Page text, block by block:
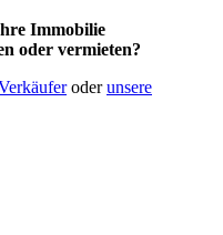
Immobilie
oder vermieten?
oderunsere